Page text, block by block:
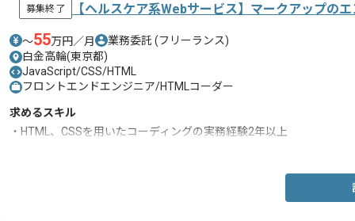
募集終了 【ヘルスケア系Webサービス】マークアップの
〜55万円／月 業務委託 (フリーランス)
白金高輪(東京都)
JavaScript/CSS/HTML
フロントエンドエンジニア/HTMLコーダー
求めるスキル
・HTML、CSSを用いたコーディングの実務経験2年以上